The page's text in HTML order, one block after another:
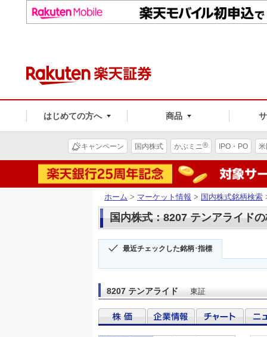
はじめての方へ 商品
キャンペーン 国内株式 かぶミニ® IPO・PO
ホーム > マーケット情報 > 国内株式銘柄検索
国内株式：8207 テンアライド
最近チェックした銘柄･指標
8207 テンアライド 東証